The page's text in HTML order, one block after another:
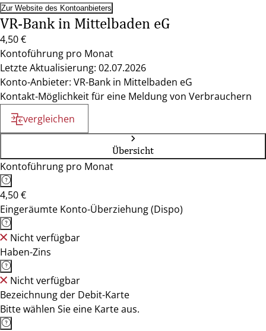
Zur Website des Kontoanbieters
VR-Bank in Mittelbaden eG
4,50 €
Kontoführung pro Monat
Letzte Aktualisierung: 02.07.2026
Konto-Anbieter: VR-Bank in Mittelbaden eG
Kontakt-Möglichkeit für eine Meldung von Verbrauchern
vergleichen
Übersicht
Kontoführung pro Monat
4,50 €
Eingeräumte Konto-Überziehung (Dispo)
Nicht verfügbar
Haben-Zins
Nicht verfügbar
Bezeichnung der Debit-Karte
Bitte wählen Sie eine Karte aus.